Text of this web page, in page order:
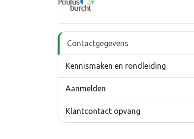
Contactgegevens
Kennismaken en rondleiding
Aanmelden
Klantcontact opvang